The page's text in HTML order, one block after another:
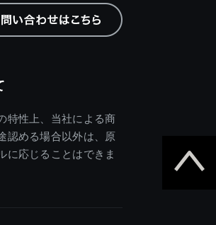
特性上、当社による商
認める場合以外は、原
に応じることはできま